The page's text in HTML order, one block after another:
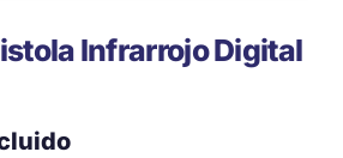
Infrarrojo Digital